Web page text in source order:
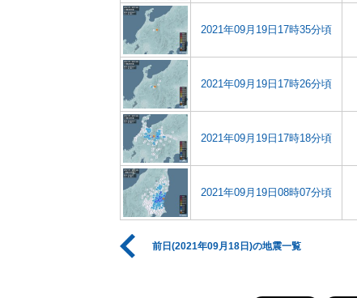
2021年09月19日17時35分頃
2021年09月19日17時26分頃
2021年09月19日17時18分頃
2021年09月19日08時07分頃
前日(2021年09月18日)の地震一覧